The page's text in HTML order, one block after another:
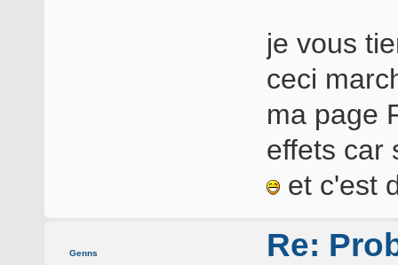
je vous
ceci
ma page
effets car
et c'est
Genns Re: